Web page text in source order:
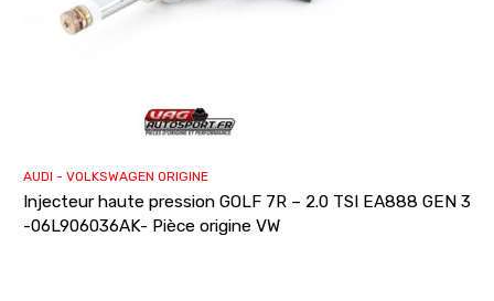
AUDI - VOLKSWAGEN ORIGINE
Injecteur haute pression GOLF 7R – 2.0 TSI EA888 GEN 3
-06L906036AK- Pièce origine VW